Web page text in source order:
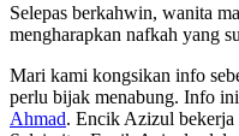
Selepas berkahwin, wanita
mengharapkan nafkah yang
Mari kami kongsikan info
perlu bijak menabung. Info
Ahmad. Encik Azizul bekerja